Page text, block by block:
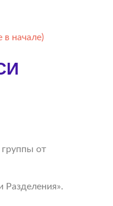
в начале)
от
Разделения».